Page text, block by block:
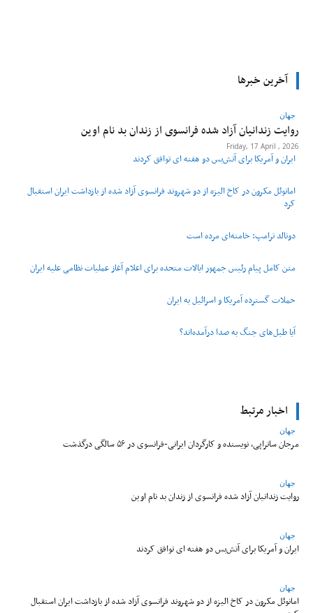
آخرین خبرها
جهان
روایت زندانیان آزاد شده فرانسوی از زندان ‌بد نام اوین
Friday, 17 April , 2026
ایران و آمریکا برای آتش‌بس دو هفته‌ ای توافق کردند
امانوئل مکرون در کاخ الیزه از دو شهروند فرانسوی آزاد شده از بازداشت ایران استقبال
کرد
دونالد ترامپ: خامنه‌ای مرده است
متن کامل پیام رئیس جمهور ایالات متحده برای اعلام آغاز عملیات نظامی علیه ایران
حملات گسترده آمریکا و اسرائیل به ایران
آیا طبل‌های جنگ به صدا درآمده‌اند؟
اخبار مرتبط
جهان
مرجان ساتراپی، نویسنده و کارگردان ایرانی-فرانسوی در ۵۶ سالگی درگذشت
جهان
روایت زندانیان آزاد شده فرانسوی از زندان ‌بد نام اوین
جهان
ایران و آمریکا برای آتش‌بس دو هفته‌ ای توافق کردند
جهان
امانوئل مکرون در کاخ الیزه از دو شهروند فرانسوی آزاد شده از بازداشت ایران استقبال